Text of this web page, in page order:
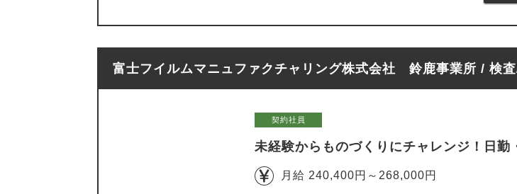
富士フイルムマニュファクチャリング株式会社 鈴鹿事業所 / 検査
契約社員
未経験からものづくりにチャレンジ！日勤
月給 240,400円～268,000円